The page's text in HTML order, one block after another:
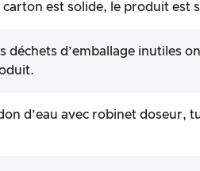
carton est solide, le produit est
déchets d’emballage inutiles
d’eau avec robinet doseur,